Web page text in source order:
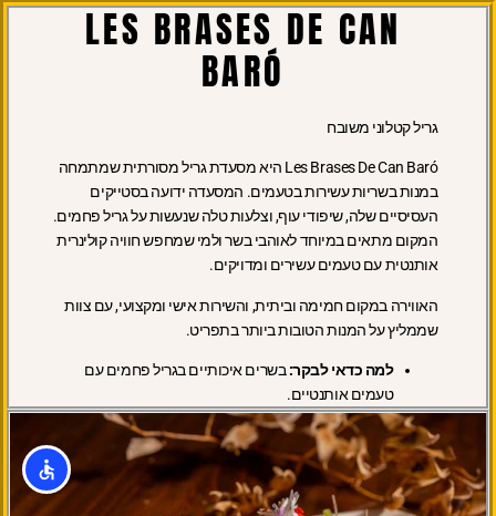
LES BRASES DE CAN
BARÓ
גריל קטלוני משובח
Les Brases De Can Baró היא מסעדת גריל מסורתית שמתמחה
במנות בשריות עשירות בטעמים. המסעדה ידועה בסטייקים
העסיסיים שלה, שיפודי עוף, וצלעות טלה שנעשות על גריל פחמים.
המקום מתאים במיוחד לאוהבי בשר ולמי שמחפש חוויה קולינרית
אותנטית עם טעמים עשירים ומדויקים.
האווירה במקום חמימה וביתית, והשירות אישי ומקצועי, עם צוות
שממליץ על המנות הטובות ביותר בתפריט.
למה כדאי לבקר:בשרים איכותיים בגריל פחמים עם
טעמים אותנטיים.